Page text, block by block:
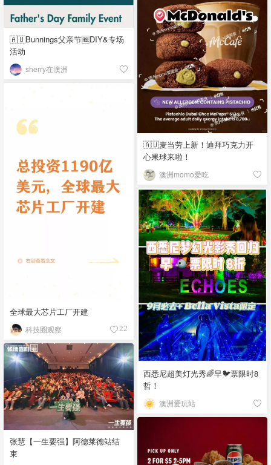
🇦🇺Bunnings父亲节🆓DIY&专场
活动
sherry在澳洲
🇦🇺麦当劳上新！迪拜巧克力开
心果球来啦！
澳洲momo爱吃
全球最大芯片工厂开建
科技圈观察 22
西悉尼超美灯光秀🌈早🐦票限时8
哲！
澳洲爱玩站
张慧【一生要强】阿德莱德站结
束